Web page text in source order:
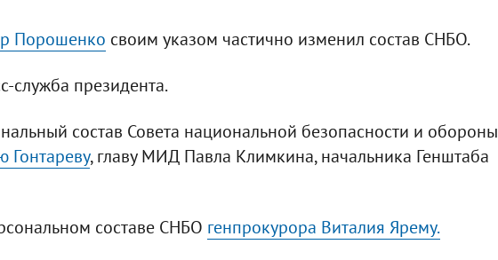
Порошенко своим указом частично изменил состав СНБО.
служба президента.
состав Совета национальной безопасности и обороны
Гонтареву, главу МИД Павла Климкина, начальника Генштаба
составе СНБО генпрокурора Виталия Ярему.